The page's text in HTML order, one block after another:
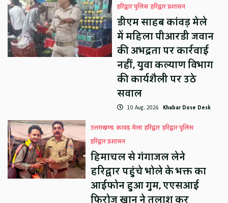
हरिद्वार पुलिस हरिद्वार प्रशासन
डीएम साहब कांवड़ मेले
में महिला पीआरडी जवान
की अभद्रता पर कार्रवाई
नहीं, युवा कल्याण विभाग
की कार्यशैली पर उठे
सवाल
10 Aug, 2026 Khabar Dose Desk
उत्तराखण्ड कावड़ मेला हरिद्वार हरिद्वार पुलिस
हरिद्वार प्रशासन
हिमाचल से गंगाजल लेने
हरिद्वार पहुंचे भोले के भक्त का
आईफोन हुआ गुम, एएसआई